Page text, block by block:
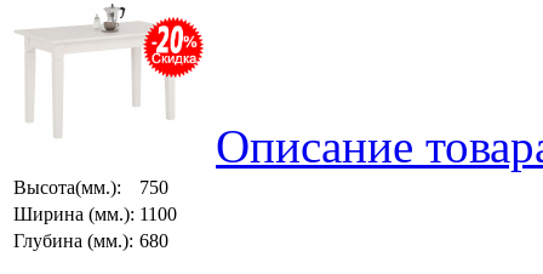
Описание
Высота(мм.):
750
Ширина (мм.): 1100
Глубина (мм.): 680